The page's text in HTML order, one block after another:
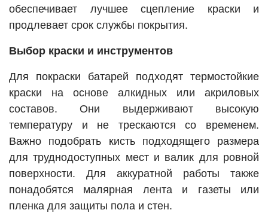
обеспечивает лучшее сцепление краски и
продлевает срок службы покрытия.
Выбор краски и инструментов
Для покраски батарей подходят термостойкие
краски на основе алкидных или акриловых
составов. Они выдерживают высокую
температуру и не трескаются со временем.
Важно подобрать кисть подходящего размера
для труднодоступных мест и валик для ровной
поверхности. Для аккуратной работы также
понадобятся малярная лента и газеты или
пленка для защиты пола и стен.